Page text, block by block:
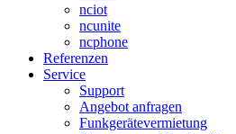
nciot
ncunite
ncphone
Referenzen
Service
Support
Angebot anfragen
Funkgerätevermietung